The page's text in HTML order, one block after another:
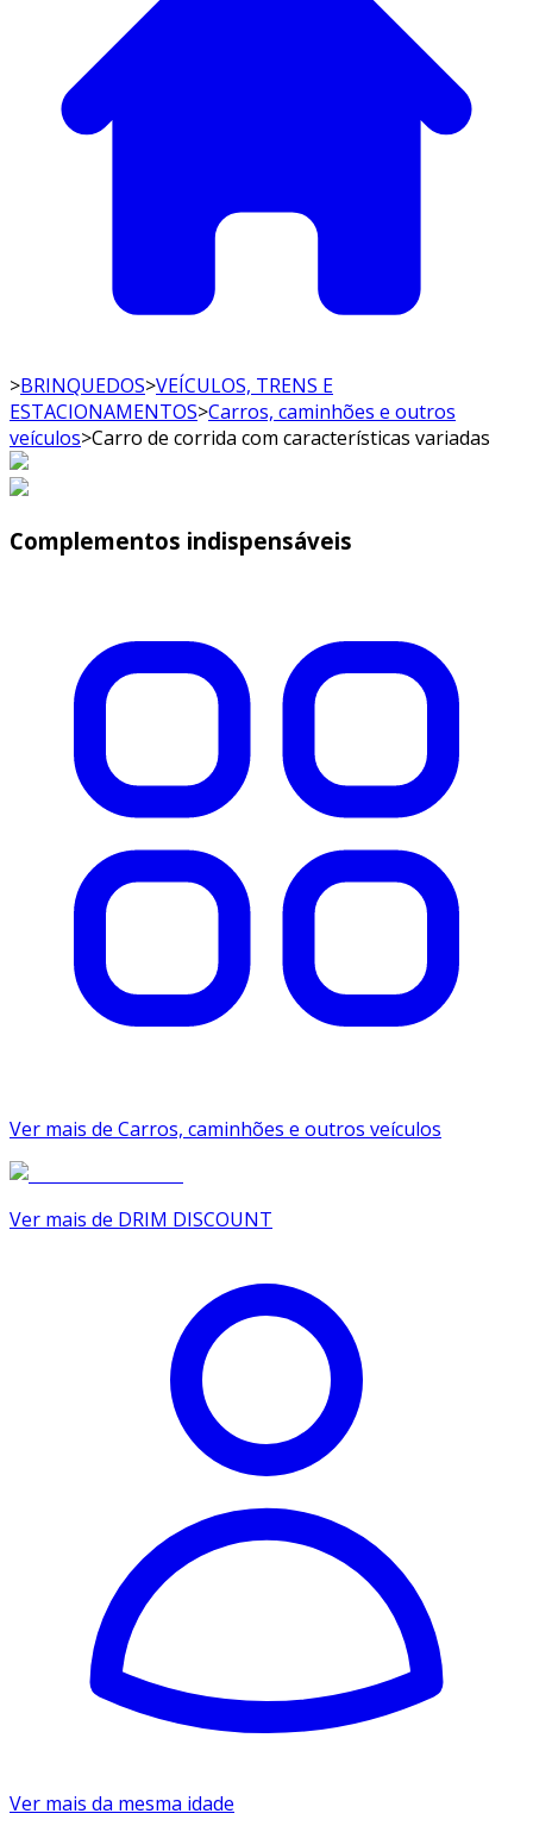
>BRINQUEDOS>VEÍCULOS, TRENS E
ESTACIONAMENTOS>Carros, caminhões e outros
veículos>Carro de corrida com características variadas
Complementos indispensáveis
Ver mais de Carros, caminhões e outros veículos
Ver mais de DRIM DISCOUNT
Ver mais da mesma idade